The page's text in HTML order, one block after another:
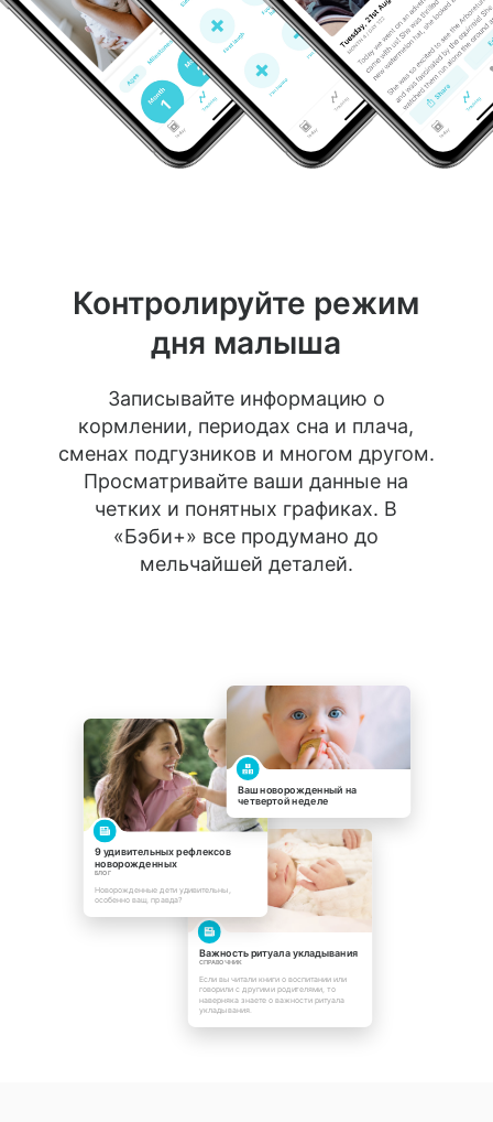
Контролируйте режим
дня малыша
Записывайте информацию о
кормлении, периодах сна и плача,
сменах подгузников и многом другом.
Просматривайте ваши данные на
четких и понятных графиках. В
«Бэби+» все продумано до
мельчайшей деталей.
9 удивительных рефлексов
новорожденных
БЛОГ
Новорожденные дети удивительны,
особенно ваш, правда?
Важность ритуала укладывания
СПРАВОЧНИК
Если вы читали книги о воспитании или
говорили с другими родителями, то
наверняка знаете о важности ритуала
укладывания.
Ваш новорожденный на
четвертой неделе